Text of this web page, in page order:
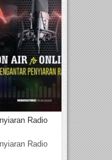
Radio
Radio